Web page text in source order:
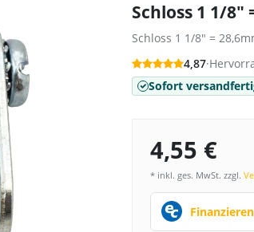
Schloss 1 1/8"
Schloss 1 1/8" =
4,87·
Sofort
4,55 €
* inkl. ges. MwSt. zzgl.